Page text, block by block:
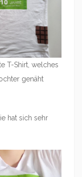
T-Shirt, welches
genäht
hat sich sehr